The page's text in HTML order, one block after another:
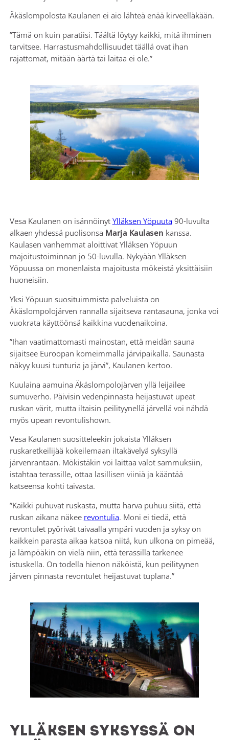
Äkäslompolosta Kaulanen ei aio lähteä enää kirveelläkään.
”Tämä on kuin paratiisi. Täältä löytyy kaikki, mitä ihminen
tarvitsee. Harrastusmahdollisuudet täällä ovat ihan
rajattomat, mitään äärtä tai laitaa ei ole.”
Vesa Kaulanen on isännöinyt Ylläksen Yöpuuta 90-luvulta
alkaen yhdessä puolisonsa Marja Kaulasen kanssa.
Kaulasen vanhemmat aloittivat Ylläksen Yöpuun
majoitustoiminnan jo 50-luvulla. Nykyään Ylläksen
Yöpuussa on monenlaista majoitusta mökeistä yksittäisiin
huoneisiin.
Yksi Yöpuun suosituimmista palveluista on
Äkäslompolojärven rannalla sijaitseva rantasauna, jonka voi
vuokrata käyttöönsä kaikkina vuodenaikoina.
”Ihan vaatimattomasti mainostan, että meidän sauna
sijaitsee Euroopan komeimmalla järvipaikalla. Saunasta
näkyy kuusi tunturia ja järvi”, Kaulanen kertoo.
Kuulaina aamuina Äkäslompolojärven yllä leijailee
sumuverho. Päivisin vedenpinnasta heijastuvat upeat
ruskan värit, mutta iltaisin peilityynellä järvellä voi nähdä
myös upean revontulishown.
Vesa Kaulanen suositteleekin jokaista Ylläksen
ruskaretkeilijää kokeilemaan iltakävelyä syksyllä
järvenrantaan. Mökistäkin voi laittaa valot sammuksiin,
istahtaa terassille, ottaa lasillisen viiniä ja kääntää
katseensa kohti taivasta.
”Kaikki puhuvat ruskasta, mutta harva puhuu siitä, että
ruskan aikana näkee revontulia. Moni ei tiedä, että
revontulet pyörivät taivaalla ympäri vuoden ja syksy on
kaikkein parasta aikaa katsoa niitä, kun ulkona on pimeää,
ja lämpöäkin on vielä niin, että terassilla tarkenee
istuskella. On todella hienon näköistä, kun peilityynen
järven pinnasta revontulet heijastuvat tuplana.”
Ylläksen syksyssä on